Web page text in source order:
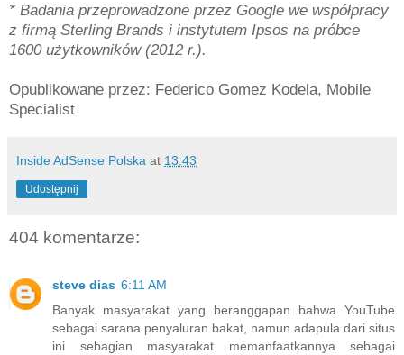
* Badania przeprowadzone przez Google we współpracy
z firmą Sterling Brands i instytutem Ipsos na próbce
1600 użytkowników (2012 r.).
Opublikowane przez: Federico Gomez Kodela, Mobile
Specialist
Inside AdSense Polska at 13:43
Udostępnij
404 komentarze:
steve dias 6:11 AM
Banyak masyarakat yang beranggapan bahwa YouTube
sebagai sarana penyaluran bakat, namun adapula dari situs
ini sebagian masyarakat memanfaatkannya sebagai